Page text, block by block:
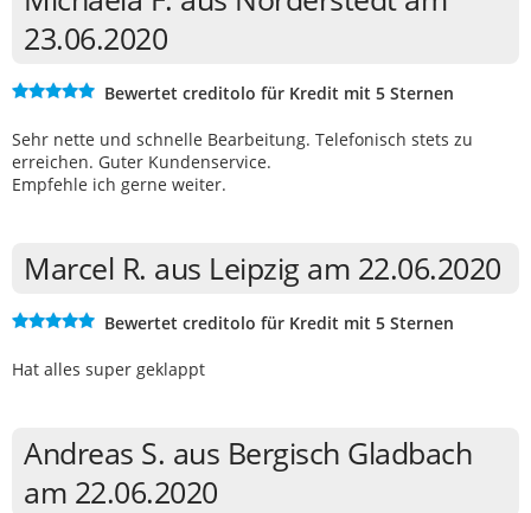
23.06.2020
Bewertet creditolo für Kredit mit 5 Sternen
Sehr nette und schnelle Bearbeitung. Telefonisch stets zu
erreichen. Guter Kundenservice.
Empfehle ich gerne weiter.
Marcel R. aus Leipzig am 22.06.2020
Bewertet creditolo für Kredit mit 5 Sternen
Hat alles super geklappt
Andreas S. aus Bergisch Gladbach
am 22.06.2020